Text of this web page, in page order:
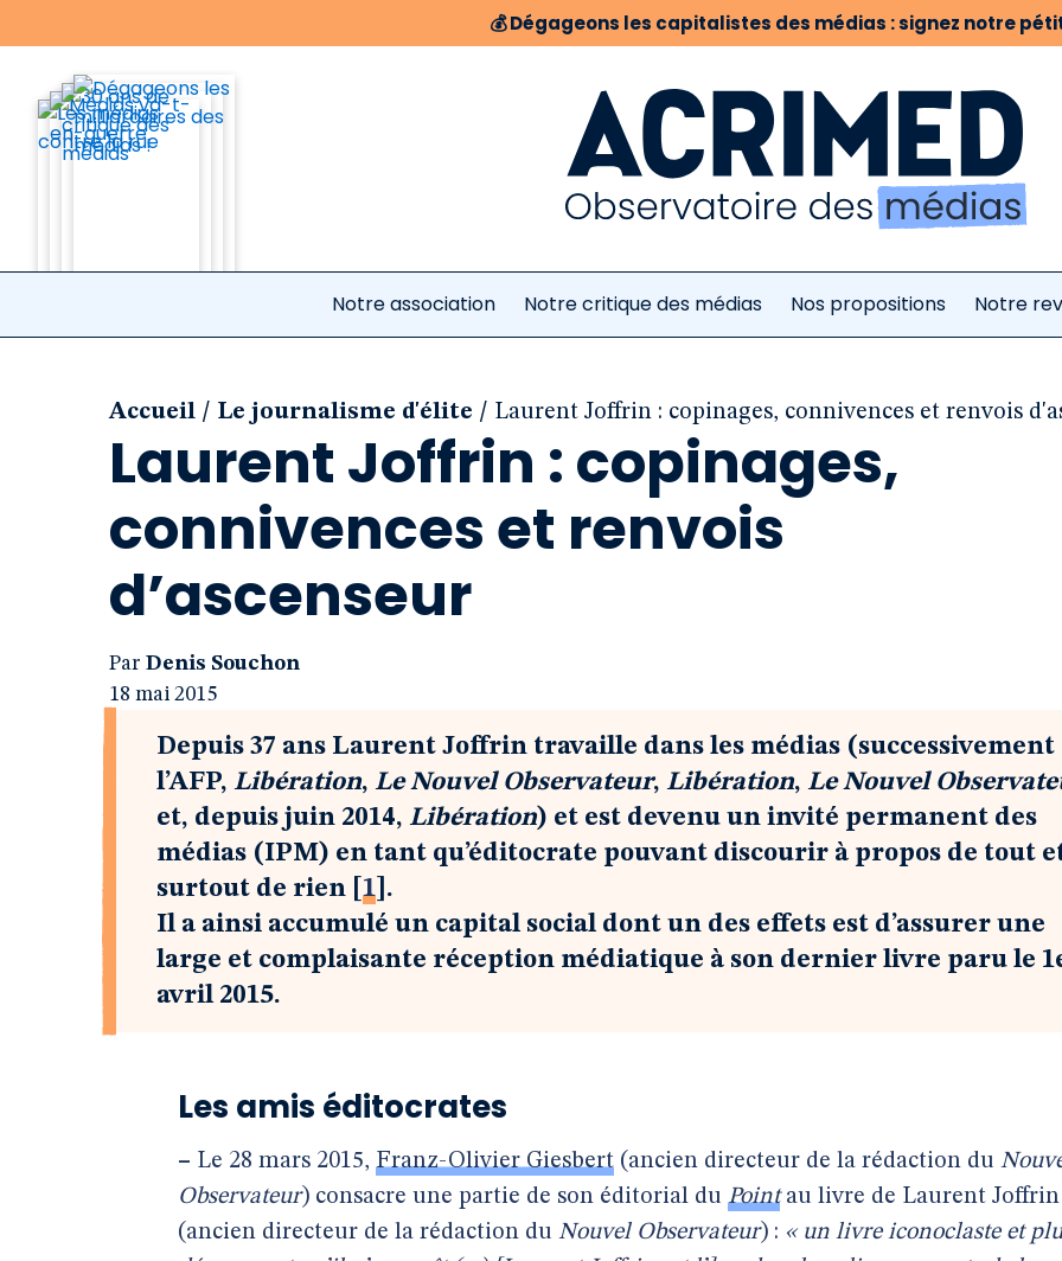
💰Dégageons les capitalistes des médias : signez notre
Notre association Notre critique des médias Nos propositions Notre
Accueil / Le journalisme d'élite / Laurent Joffrin : copinages, connivences et renvois
Laurent Joffrin : copinages,
connivences et renvois
d’ascenseur
Par Denis Souchon
18 mai 2015
Depuis 37 ans Laurent Joffrin travaille dans les médias (successivement
l’AFP, Libération, Le Nouvel Observateur, Libération, Le Nouvel
et, depuis juin 2014, Libération) et est devenu un invité permanent des
médias (IPM) en tant qu’éditocrate pouvant discourir à propos de tout
surtout de rien
1 .
Il a ainsi accumulé un capital social dont un des effets est d’assurer une
large et complaisante réception médiatique à son dernier livre paru le
avril 2015.
Les amis éditocrates
– Le 28 mars 2015, Franz-Olivier Giesbert (ancien directeur de la rédaction du
Observateur) consacre une partie de son éditorial du Pointau livre de Laurent Joffrin
(ancien directeur de la rédaction du Nouvel Observateur) : « un livre iconoclaste et